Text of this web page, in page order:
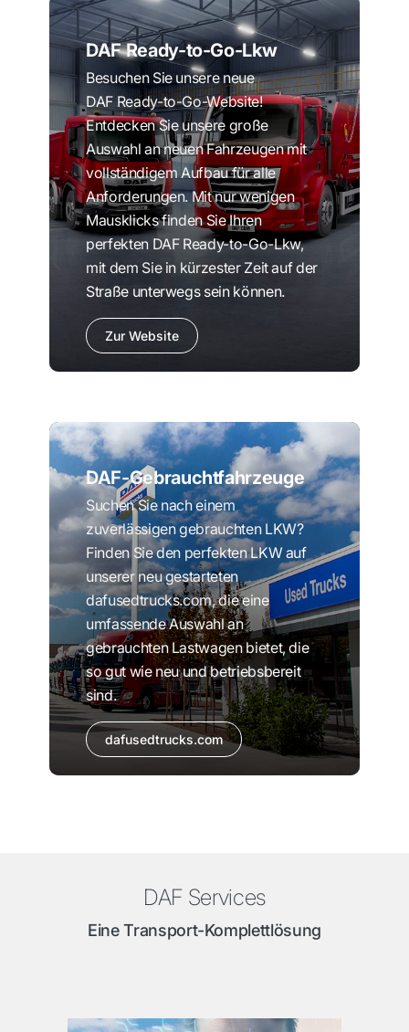
DAF Ready-to-Go-Lkw
Besuchen Sie unsere neue
DAF Ready-to-Go-Website!
Entdecken Sie unsere große
Auswahl an neuen Fahrzeugen mit
vollständigem Aufbau für alle
Anforderungen. Mit nur wenigen
Mausklicks finden Sie Ihren
perfekten DAF Ready-to-Go-Lkw,
mit dem Sie in kürzester Zeit auf der
Straße unterwegs sein können.
Zur Website
DAF-Gebrauchtfahrzeuge
Suchen Sie nach einem
zuverlässigen gebrauchten LKW?
Finden Sie den perfekten LKW auf
unserer neu gestarteten
dafusedtrucks.com, die eine
umfassende Auswahl an
gebrauchten Lastwagen bietet, die
so gut wie neu und betriebsbereit
sind.
dafusedtrucks.com
DAF Services
Eine Transport-Komplettlösung